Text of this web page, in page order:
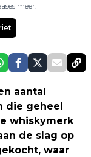
meer.
aantal
die geheel
whiskymerk
de slag op
waar